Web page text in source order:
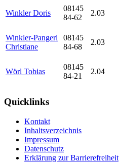
Winkler Doris
08145
84-62
2.03
Winkler-Pangerl
Christiane
08145
84-68
2.03
Wörl Tobias
08145
84-21
2.04
Quicklinks
Kontakt
Inhaltsverzeichnis
Impressum
Datenschutz
Erklärung zur Barrierefreiheit